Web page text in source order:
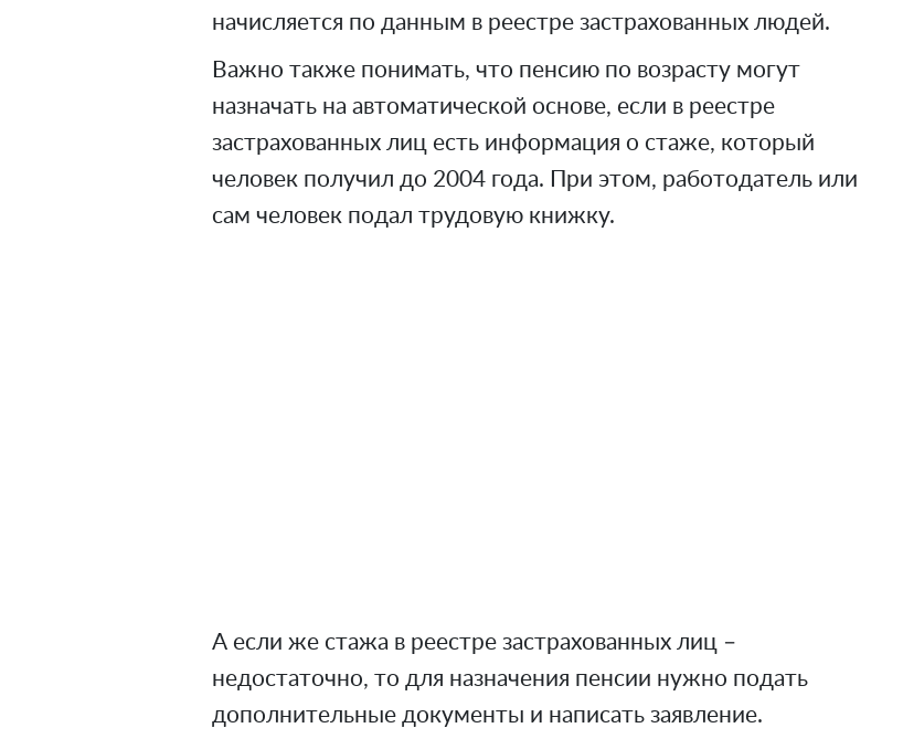
начисляется по данным в реестре застрахованных людей.
Важно также понимать, что пенсию по возрасту могут
назначать на автоматической основе, если в реестре
застрахованных лиц есть информация о стаже, который
человек получил до 2004 года. При этом, работодатель или
сам человек подал трудовую книжку.
А если же стажа в реестре застрахованных лиц –
недостаточно, то для назначения пенсии нужно подать
дополнительные документы и написать заявление.